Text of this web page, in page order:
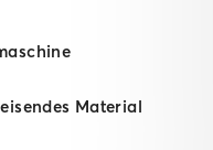
Material